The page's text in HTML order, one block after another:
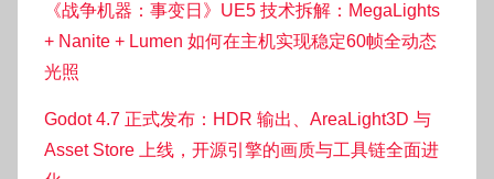
《战争机器：事变日》UE5 技术拆解：MegaLights
+ Nanite + Lumen 如何在主机实现稳定60帧全动态
光照
Godot 4.7 正式发布：HDR 输出、AreaLight3D 与
Asset Store 上线，开源引擎的画质与工具链全面进